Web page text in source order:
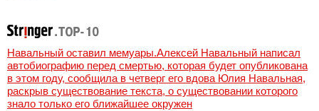
Навальный оставил мемуары.Алексей Навальный написал
автобиографию перед смертью, которая будет опубликована
в этом году, сообщила в четверг его вдова Юлия Навальная,
раскрыв существование текста, о существовании которого
знало только его ближайшее окружен